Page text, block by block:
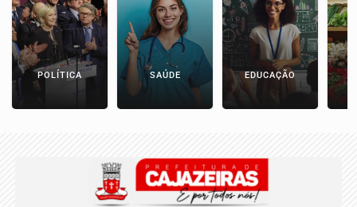
POLÍTICA SAÚDE EDUCAÇÃO